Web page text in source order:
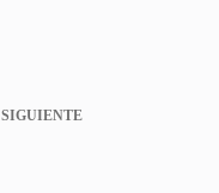
SIGUIENTE